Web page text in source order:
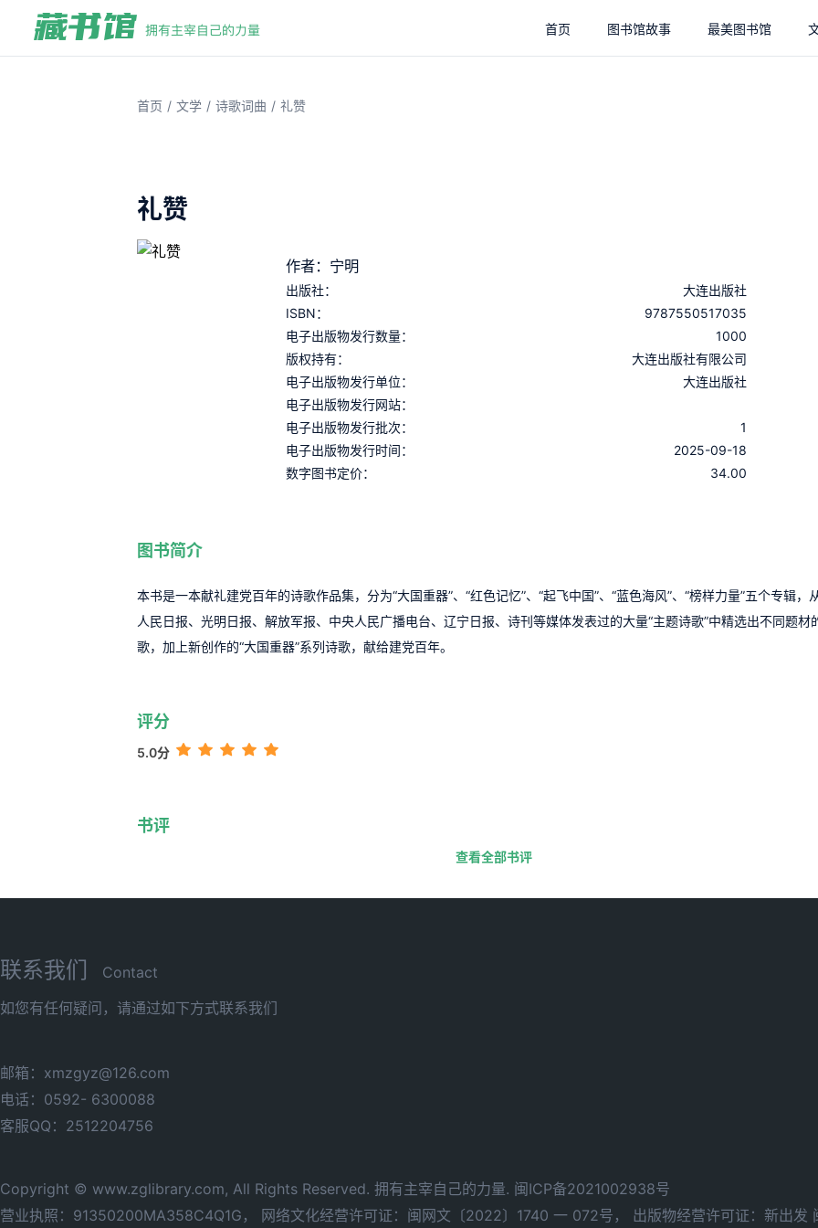
首页 图书馆故事 最美图书馆
首页 / 文学 / 诗歌词曲 / 礼赞
礼赞
作者：宁明
出版社：
大连出版社
ISBN：
9787550517035
电子出版物发行数量：
1000
版权持有：
大连出版社有限公司
电子出版物发行单位：
大连出版社
电子出版物发行网站：
电子出版物发行批次：
1
电子出版物发行时间：
2025-09-18
数字图书定价：
34.00
图书简介
本书是一本献礼建党百年的诗歌作品集，分为“大国重器”、“红色记忆”、“起飞中国”、“蓝色海风”、“榜样力量”五个专辑，
人民日报、光明日报、解放军报、中央人民广播电台、辽宁日报、诗刊等媒体发表过的大量“主题诗歌”中精选出不同题材
歌，加上新创作的“大国重器”系列诗歌，献给建党百年。
评分
5.0分
书评
查看全部书评
联系我们
Contact
如您有任何疑问，请通过如下方式联系我们
邮箱：xmzgyz@126.com
电话：0592- 6300088
客服QQ：2512204756
Copyright © www.zglibrary.com, All Rights Reserved. 拥有主宰自己的力量. 闽ICP备2021002938号
营业执照：91350200MA358C4Q1G，
网络文化经营许可证：闽网文〔2022〕1740 一 072号，
出版物经营许可证：新出发